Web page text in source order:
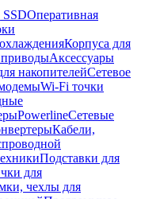
Оперативная
Корпуса для
Аксессуары
накопителейСетевое
Wi-Fi точки
PowerlineСетевые
Кабели,
Подставки для
для
чехлы для